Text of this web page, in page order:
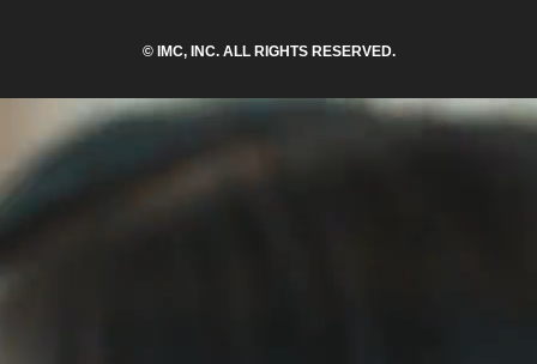
© IMC, INC. ALL RIGHTS RESERVED.